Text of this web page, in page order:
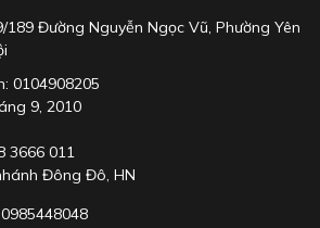
Đường Nguyễn Ngọc Vũ, Phường Yên
0104908205
9, 2010
3666 011
Đông Đô, HN